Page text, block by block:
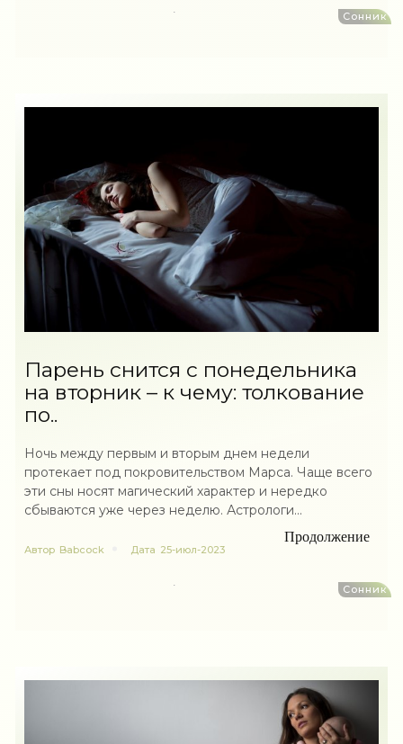
Сонник
Парень снится с понедельника
на вторник – к чему: толкование
по..
Ночь между первым и вторым днем недели
протекает под покровительством Марса. Чаще всего
эти сны носят магический характер и нередко
сбываются уже через неделю. Астрологи...
Продолжение
Автор Babcock Дата 25-июл-2023
Сонник